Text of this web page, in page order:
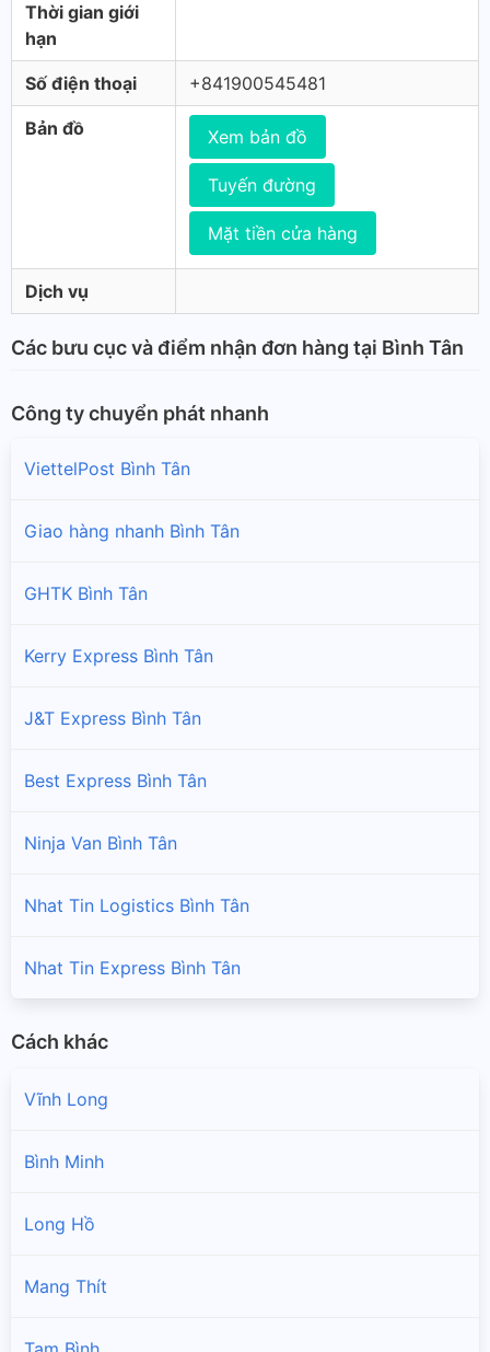
Thời gian giới
hạn
Số điện thoại +841900545481
Bản đồ Xem bản đồ
Tuyến đường
Mặt tiền cửa hàng
Dịch vụ
Các bưu cục và điểm nhận đơn hàng tại Bình Tân
Công ty chuyển phát nhanh
ViettelPost Bình Tân
Giao hàng nhanh Bình Tân
GHTK Bình Tân
Kerry Express Bình Tân
J&T Express Bình Tân
Best Express Bình Tân
Ninja Van Bình Tân
Nhat Tin Logistics Bình Tân
Nhat Tin Express Bình Tân
Cách khác
Vĩnh Long
Bình Minh
Long Hồ
Mang Thít